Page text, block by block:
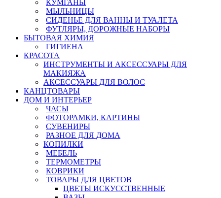
КУМГАНЫ
МЫЛЬНИЦЫ
СИДЕНЬЕ ДЛЯ ВАННЫ И ТУАЛЕТА
ФУТЛЯРЫ, ДОРОЖНЫЕ НАБОРЫ
БЫТОВАЯ ХИМИЯ
ГИГИЕНА
КРАСОТА
ИНСТРУМЕНТЫ И АКСЕССУАРЫ ДЛЯ
МАКИЯЖА
АКСЕССУАРЫ ДЛЯ ВОЛОС
КАНЦТОВАРЫ
ДОМ И ИНТЕРЬЕР
ЧАСЫ
ФОТОРАМКИ, КАРТИНЫ
СУВЕНИРЫ
РАЗНОЕ ДЛЯ ДОМА
КОПИЛКИ
МЕБЕЛЬ
ТЕРМОМЕТРЫ
КОВРИКИ
ТОВАРЫ ДЛЯ ЦВЕТОВ
ЦВЕТЫ ИСКУССТВЕННЫЕ